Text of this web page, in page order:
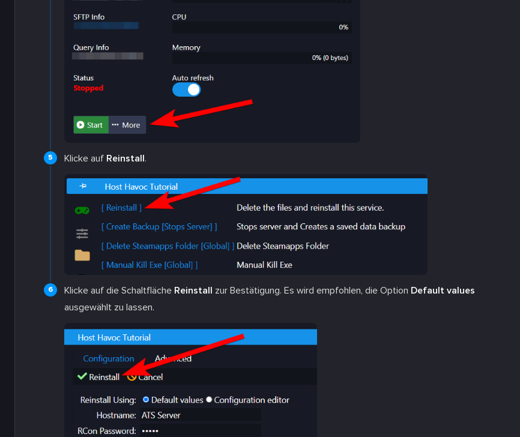
Klicke auf Reinstall.
Klicke auf die Schaltfläche Reinstall zur Bestätigung. Es wird empfohlen, die Option Default values
ausgewählt zu lassen.